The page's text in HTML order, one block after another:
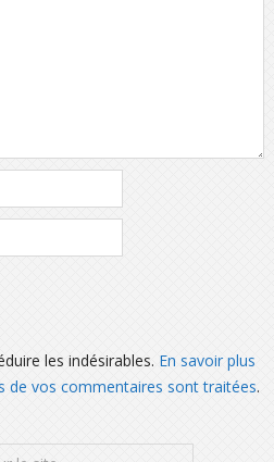
les indésirables. En savoir plus
de vos commentaires sont traitées.